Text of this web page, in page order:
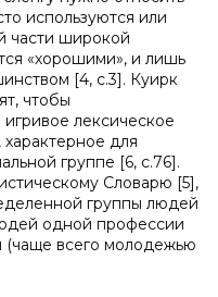
используются или
части широкой
«хорошими», и лишь
[4, c.3]. Куирк
чтобы
лексическое
для
группе [6, c.76].
Словарю [5],
группы людей
одной профессии
всего молодежью